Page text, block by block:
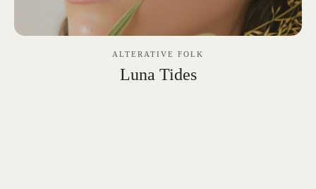
ALTERATIVE FOLK
Luna Tides